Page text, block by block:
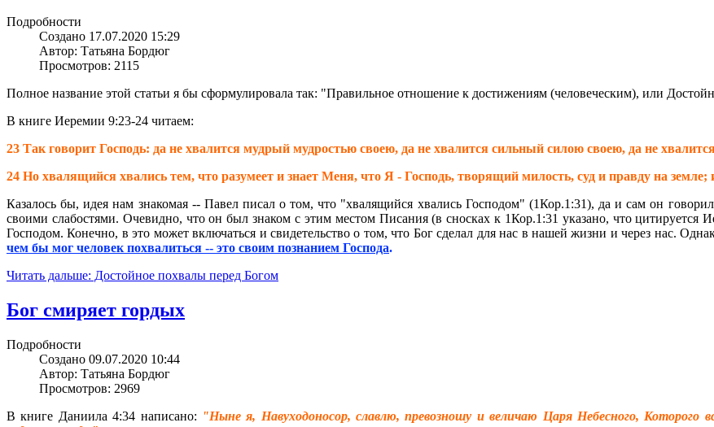
Подробности
Создано 17.07.2020 15:29
Автор: Татьяна Бордюг
Просмотров: 2115
Полное название этой статьи я бы сформулировала так: "Правильное отношение к достижениям (человеческим), или
В книге Иеремии 9:23-24 читаем:
23 Так говорит Господь: да не хвалится мудрый мудростью своею, да не хвалится сильный силою своею, да не
24 Но хвалящийся хвались тем, что разумеет и знает Меня, что Я - Господь, творящий милость, суд и правду на земле;
Казалось бы, идея нам знакомая -- Павел писал о том, что "хвалящийся хвались Господом" (1Кор.1:31), да и сам он
своими слабостями. Очевидно, что он был знаком с этим местом Писания (в сносках к 1Кор.1:31 указано, что цитируется
Господом. Конечно, в это может включаться и свидетельство о том, что Бог сделал для нас в нашей жизни и через нас.
чем бы мог человек похвалиться -- это своим познанием Господа.
Читать дальше: Достойное похвалы перед Богом
Бог смиряет гордых
Подробности
Создано 09.07.2020 10:44
Автор: Татьяна Бордюг
Просмотров: 2969
В книге Даниила 4:34 написано: "Ныне я, Навуходоносор, славлю, превозношу и величаю Царя Небесного,